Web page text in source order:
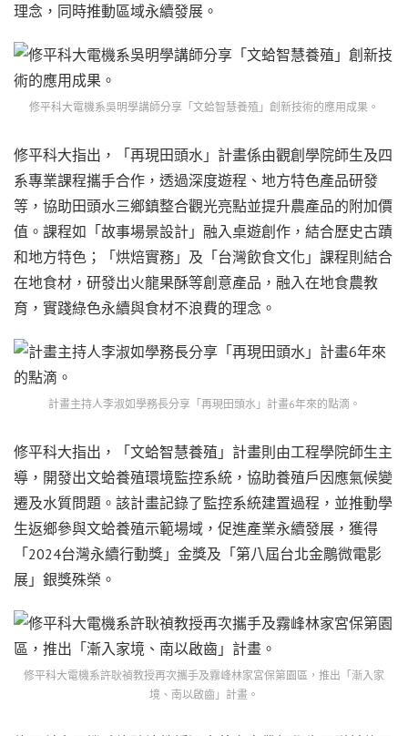
理念，同時推動區域永續發展。
修平科大電機系吳明學講師分享「文蛤智慧養殖」創新技術的應用成果。
修平科大指出，「再現田頭水」計畫係由觀創學院師生及四
系專業課程攜手合作，透過深度遊程、地方特色產品研發
等，協助田頭水三鄉鎮整合觀光亮點並提升農產品的附加價
值。課程如「故事場景設計」融入桌遊創作，結合歷史古蹟
和地方特色；「烘焙實務」及「台灣飲食文化」課程則結合
在地食材，研發出火龍果酥等創意產品，融入在地食農教
育，實踐綠色永續與食材不浪費的理念。
計畫主持人李淑如學務長分享「再現田頭水」計畫6年來的點滴。
修平科大指出，「文蛤智慧養殖」計畫則由工程學院師生主
導，開發出文蛤養殖環境監控系統，協助養殖戶因應氣候變
遷及水質問題。該計畫記錄了監控系統建置過程，並推動學
生返鄉參與文蛤養殖示範場域，促進產業永續發展，獲得
「2024台灣永續行動獎」金獎及「第八屆台北金鵰微電影
展」銀獎殊榮。
修平科大電機系許耿禎教授再次攜手及霧峰林家宮保第園區，推出「漸入家
境、南以啟齒」計畫。